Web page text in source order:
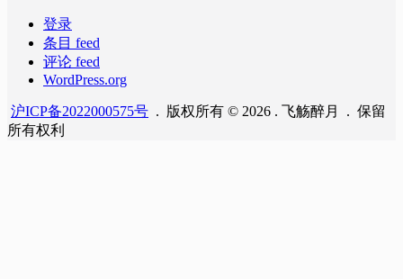
登录
条目 feed
评论 feed
WordPress.org
沪ICP备2022000575号 . 版权所有 © 2026 . 飞觞醉月 . 保留
所有权利